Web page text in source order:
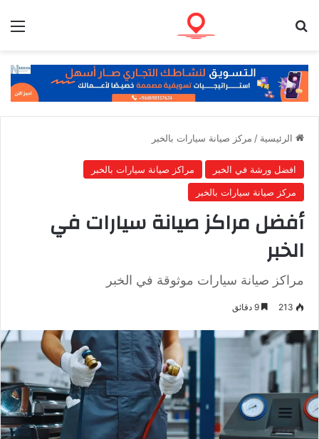
الرئيسية / مركز صيانة سيارات بالخبر
افضل ورشة في الخبر
مراكز صيانة سيارات بالخبر
مركز صيانة سيارات بالخبر
أفضل مراكز صيانة سيارات في
الخبر
مراكز صيانة سيارات موثوقة في الخبر
213